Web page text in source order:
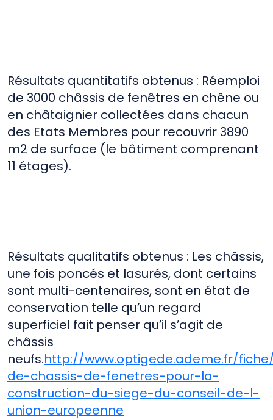
Résultats quantitatifs obtenus : Réemploi
de 3000 châssis de fenêtres en chêne ou
en châtaignier collectées dans chacun
des Etats Membres pour recouvrir 3890
m2 de surface (le bâtiment comprenant
11 étages).
Résultats qualitatifs obtenus : Les châssis,
une fois poncés et lasurés, dont certains
sont multi-centenaires, sont en état de
conservation telle qu’un regard
superficiel fait penser qu’il s’agit de
châssis
neufs.http://www.optigede.ademe.fr/
de-chassis-de-fenetres-pour-la-
construction-du-siege-du-conseil-de-l-
union-europeenne